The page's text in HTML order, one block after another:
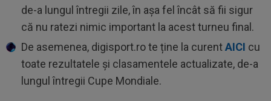
de-a lungul întregii zile, în așa fel încât să fii sigur
că nu ratezi nimic important la acest turneu final.
De asemenea, digisport.ro te ține la curentAICI cu
toate rezultatele și clasamentele actualizate, de-a
lungul întregii Cupe Mondiale.